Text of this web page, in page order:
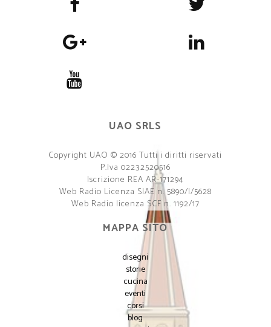
UAO SRLS
Copyright UAO © 2016 Tutti i diritti riservati
P.Iva 02232520516
Iscrizione REA AR-171294
Web Radio Licenza SIAE n. 5890/I/5628
Web Radio licenza SCF n. 1192/17
MAPPA SITO
disegni
storie
cucina
eventi
corsi
blog